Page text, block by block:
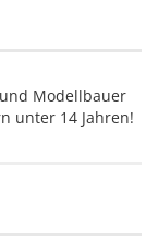
Modellbauer
unter 14 Jahren!